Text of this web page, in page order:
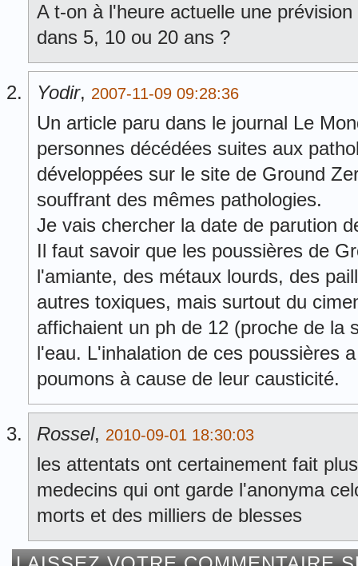
A t-on à l'heure actuelle une
dans 5, 10 ou 20 ans ?
Yodir, 2007-11-09 09:28:36
Un article paru dans le journal Le
personnes décédées suites aux
développées sur le site de Ground
souffrant des mêmes pathologies.
Je vais chercher la date de parution
Il faut savoir que les poussières de
l'amiante, des métaux lourds, des
autres toxiques, mais surtout du
affichaient un ph de 12 (proche de la
l'eau. L'inhalation de ces poussières
poumons à cause de leur causticité.
Rossel, 2010-09-01 18:30:03
les attentats ont certainement fait
medecins qui ont garde l'anonyma
morts et des milliers de blesses